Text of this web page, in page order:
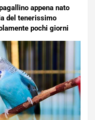
appena nato
del tenerissimo
pochi giorni